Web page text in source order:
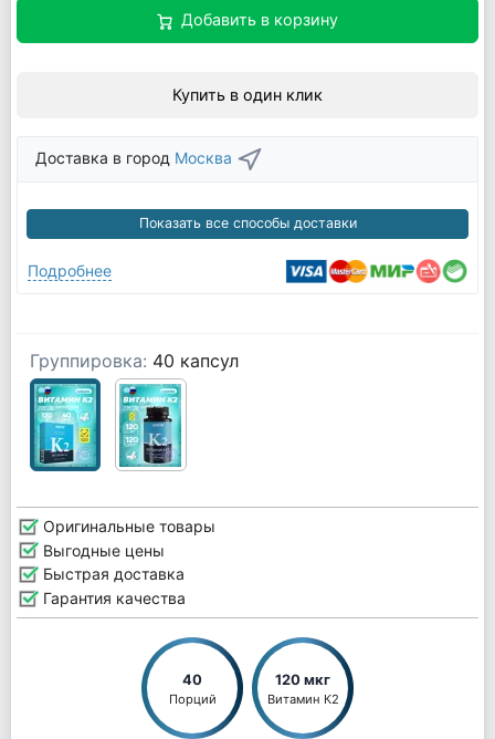
Добавить в корзину
Купить в один клик
Доставка в город Москва
Показать все способы доставки
Подробнее
Группировка: 40 капсул
Оригинальные товары
Выгодные цены
Быстрая доставка
Гарантия качества
40
Порций
120 мкг
Витамин К2